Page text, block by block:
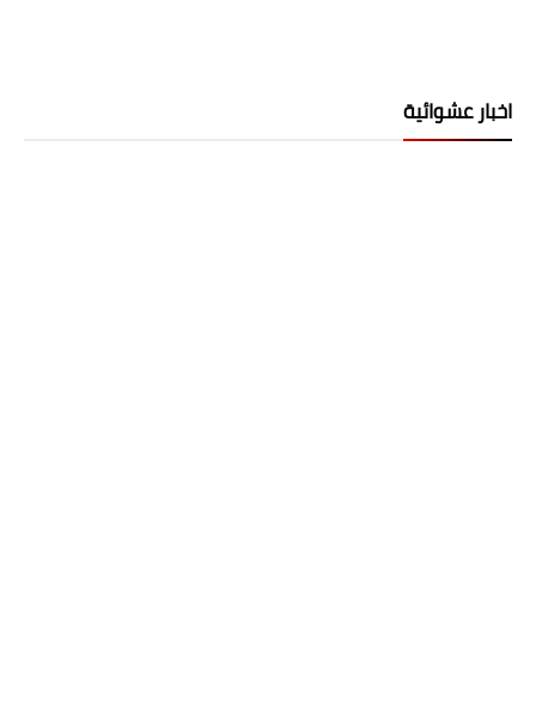
اخبار عشوائية